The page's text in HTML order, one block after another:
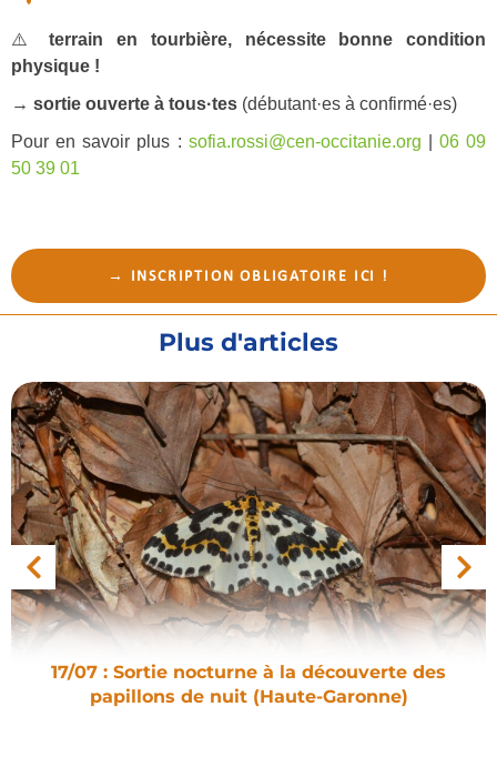
⚠️terrain en tourbière, nécessite bonne condition
physique !
→ sortie ouverte à tous·tes (débutant·es à confirmé·es)
Pour en savoir plus : sofia.rossi@cen-occitanie.org
06 09
50 39 01
→ INSCRIPTION OBLIGATOIRE ICI !
Plus d'articles
17/07 : Sortie nocturne à la découverte des
papillons de nuit (Haute-Garonne)